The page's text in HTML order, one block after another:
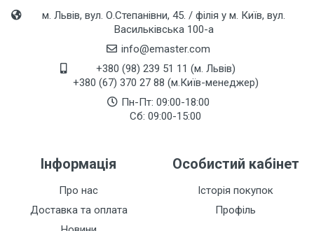
м. Львів, вул. О.Степанівни, 45. / філія у м. Київ, вул.
Васильківська 100-а
info@emaster.com
+380 (98) 239 51 11 (м. Львів)
+380 (67) 370 27 88 (м.Київ-менеджер)
Пн-Пт: 09:00-18:00
Сб: 09:00-15:00
Інформація
Про нас
Доставка та оплата
Особистий кабінет
Історія покупок
Профіль